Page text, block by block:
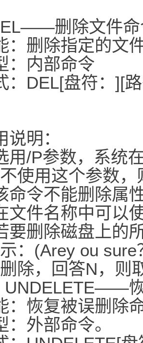
删除文件命
：删除指定的文
：内部命令
：DEL[盘符：][
明：
用/P参数，系统
使用这个参数，
命令不能删除属
文件名称中可以
要删除磁盘上的
：(Arey ou
除，回答N，则
UNDELETE――
：恢复被误删除
：外部命令。